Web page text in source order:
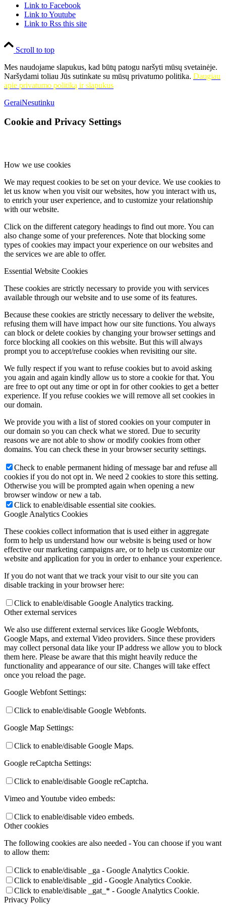
Link to Facebook
Link to Youtube
Link to Rss this site
Scroll to top
Mes naudojame slapukus, kad būtų patogu naršyti mūsų svetainėje.
Naršydami toliau Jūs sutinkate su mūsų privatumo politika. Daugiau
apie privatumo politiką ir slapukus
GeraiNesutinku
Cookie and Privacy Settings
How we use cookies
We may request cookies to be set on your device. We use cookies to
let us know when you visit our websites, how you interact with us,
to enrich your user experience, and to customize your relationship
with our website.
Click on the different category headings to find out more. You can
also change some of your preferences. Note that blocking some
types of cookies may impact your experience on our websites and
the services we are able to offer.
Essential Website Cookies
These cookies are strictly necessary to provide you with services
available through our website and to use some of its features.
Because these cookies are strictly necessary to deliver the website,
refusing them will have impact how our site functions. You always
can block or delete cookies by changing your browser settings and
force blocking all cookies on this website. But this will always
prompt you to accept/refuse cookies when revisiting our site.
We fully respect if you want to refuse cookies but to avoid asking
you again and again kindly allow us to store a cookie for that. You
are free to opt out any time or opt in for other cookies to get a better
experience. If you refuse cookies we will remove all set cookies in
our domain.
We provide you with a list of stored cookies on your computer in
our domain so you can check what we stored. Due to security
reasons we are not able to show or modify cookies from other
domains. You can check these in your browser security settings.
Check to enable permanent hiding of message bar and refuse all
cookies if you do not opt in. We need 2 cookies to store this setting.
Otherwise you will be prompted again when opening a new
browser window or new a tab.
Click to enable/disable essential site cookies.
Google Analytics Cookies
These cookies collect information that is used either in aggregate
form to help us understand how our website is being used or how
effective our marketing campaigns are, or to help us customize our
website and application for you in order to enhance your experience.
If you do not want that we track your visit to our site you can
disable tracking in your browser here:
Click to enable/disable Google Analytics tracking.
Other external services
We also use different external services like Google Webfonts,
Google Maps, and external Video providers. Since these providers
may collect personal data like your IP address we allow you to block
them here. Please be aware that this might heavily reduce the
functionality and appearance of our site. Changes will take effect
once you reload the page.
Google Webfont Settings:
Click to enable/disable Google Webfonts.
Google Map Settings:
Click to enable/disable Google Maps.
Google reCaptcha Settings:
Click to enable/disable Google reCaptcha.
Vimeo and Youtube video embeds:
Click to enable/disable video embeds.
Other cookies
The following cookies are also needed - You can choose if you want
to allow them:
Click to enable/disable _ga - Google Analytics Cookie.
Click to enable/disable _gid - Google Analytics Cookie.
Click to enable/disable _gat_* - Google Analytics Cookie.
Privacy Policy